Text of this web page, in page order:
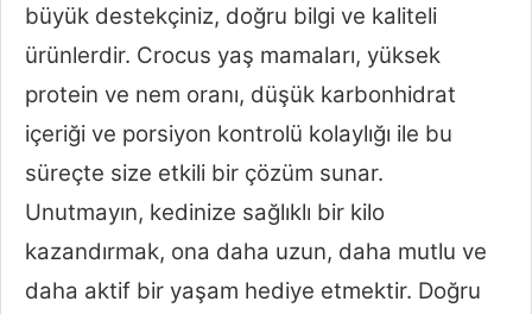
büyük destekçiniz, doğru bilgi ve kaliteli
ürünlerdir. Crocus yaş mamaları, yüksek
protein ve nem oranı, düşük karbonhidrat
içeriği ve porsiyon kontrolü kolaylığı ile bu
süreçte size etkili bir çözüm sunar.
Unutmayın, kedinize sağlıklı bir kilo
kazandırmak, ona daha uzun, daha mutlu ve
daha aktif bir yaşam hediye etmektir. Doğru